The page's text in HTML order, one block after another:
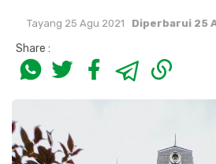
Dinding
Pintu, Jendela &
Perlengkapan
Bekisting
Sistem
Sistem Pemipaan
Peralatan Utama
Tayang 25 Agu 2021 Diperbarui 25
Share :